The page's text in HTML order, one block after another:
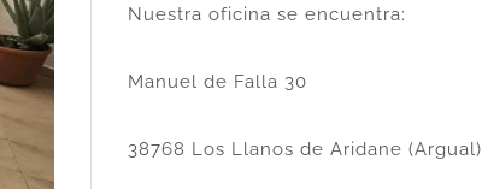
Nuestra oficina se encuentra:
Manuel de Falla 30
38768 Los Llanos de Aridane (Argual)